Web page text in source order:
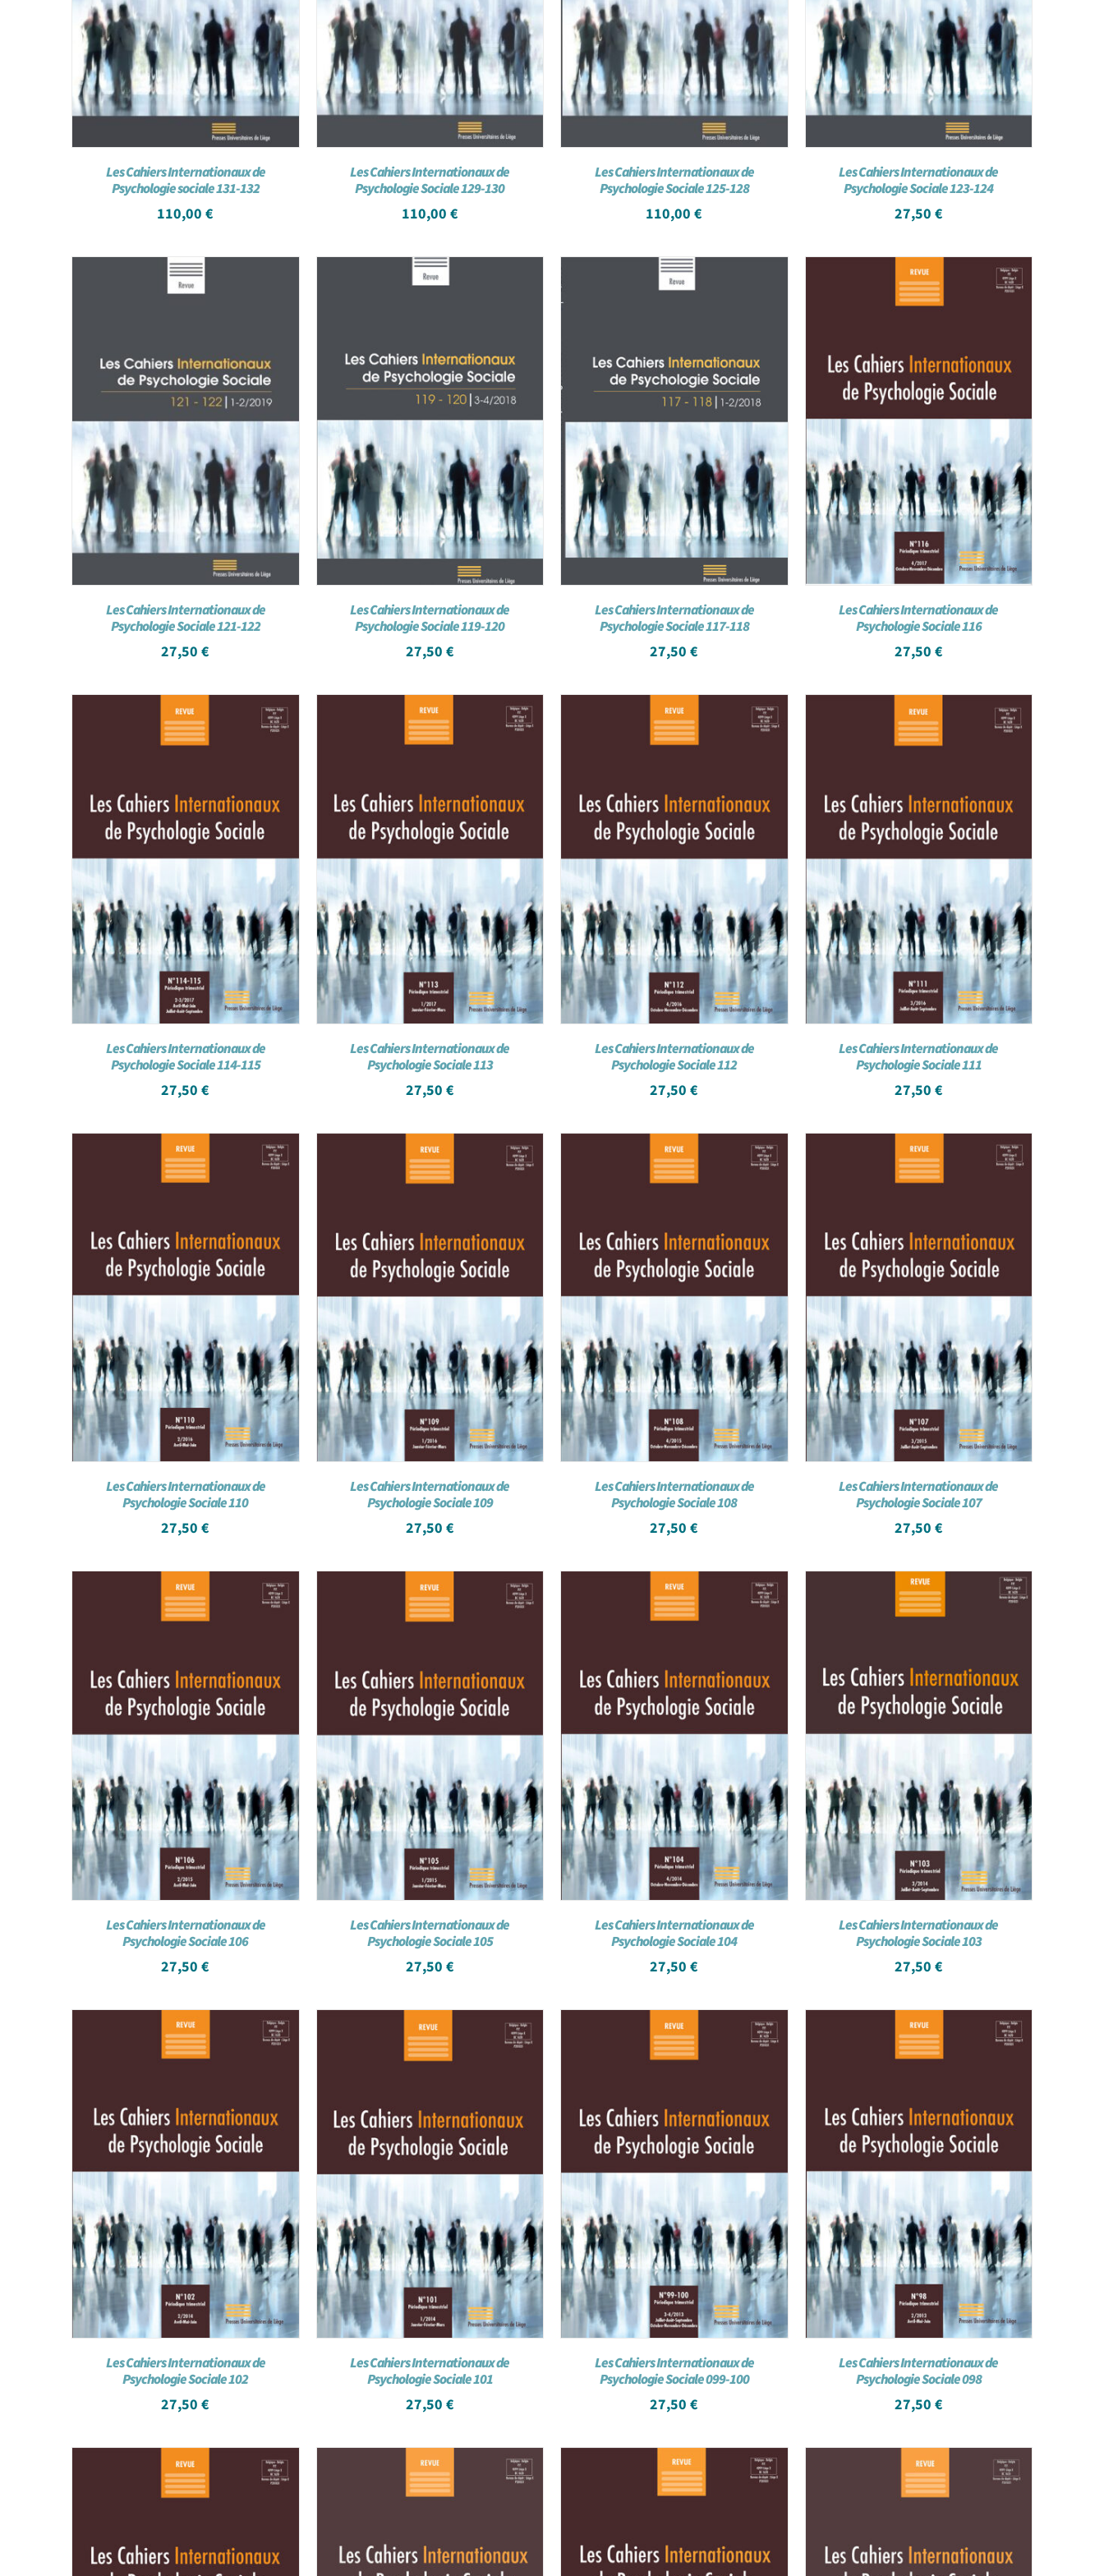
Les Cahiers Internationaux de
Psychologie sociale 131-132
110,00€
Les Cahiers Internationaux de
Psychologie Sociale 129-130
110,00 €
Les Cahiers Internationaux de
Psychologie Sociale 125-128
110,00€
Les Cahiers Internationaux de
Psychologie Sociale 123-124
27,50 €
Les Cahiers Internationaux de
Psychologie Sociale 121-122
27,50€
Les Cahiers Internationaux de
Psychologie Sociale 119-120
27,50 €
Les Cahiers Internationaux de
Psychologie Sociale 117-118
27,50€
Les Cahiers Internationaux de
Psychologie Sociale 116
27,50 €
Les Cahiers Internationaux de
Psychologie Sociale 114-115
27,50€
Les Cahiers Internationaux de
Psychologie Sociale 113
27,50 €
Les Cahiers Internationaux de
Psychologie Sociale 112
27,50€
Les Cahiers Internationaux de
Psychologie Sociale 111
27,50 €
Les Cahiers Internationaux de
Psychologie Sociale 110
27,50€
Les Cahiers Internationaux de
Psychologie Sociale 109
27,50 €
Les Cahiers Internationaux de
Psychologie Sociale 108
27,50€
Les Cahiers Internationaux de
Psychologie Sociale 107
27,50 €
Les Cahiers Internationaux de
Psychologie Sociale 106
27,50€
Les Cahiers Internationaux de
Psychologie Sociale 105
27,50 €
Les Cahiers Internationaux de
Psychologie Sociale 104
27,50€
Les Cahiers Internationaux de
Psychologie Sociale 103
27,50 €
Les Cahiers Internationaux de
Psychologie Sociale 102
27,50€
Les Cahiers Internationaux de
Psychologie Sociale 101
27,50 €
Les Cahiers Internationaux de
Psychologie Sociale 099-100
27,50€
Les Cahiers Internationaux de
Psychologie Sociale 098
27,50 €